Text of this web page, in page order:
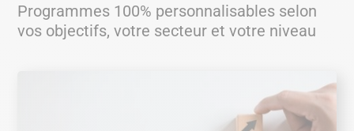
Programmes 100% personnalisables selon
vos objectifs, votre secteur et votre niveau